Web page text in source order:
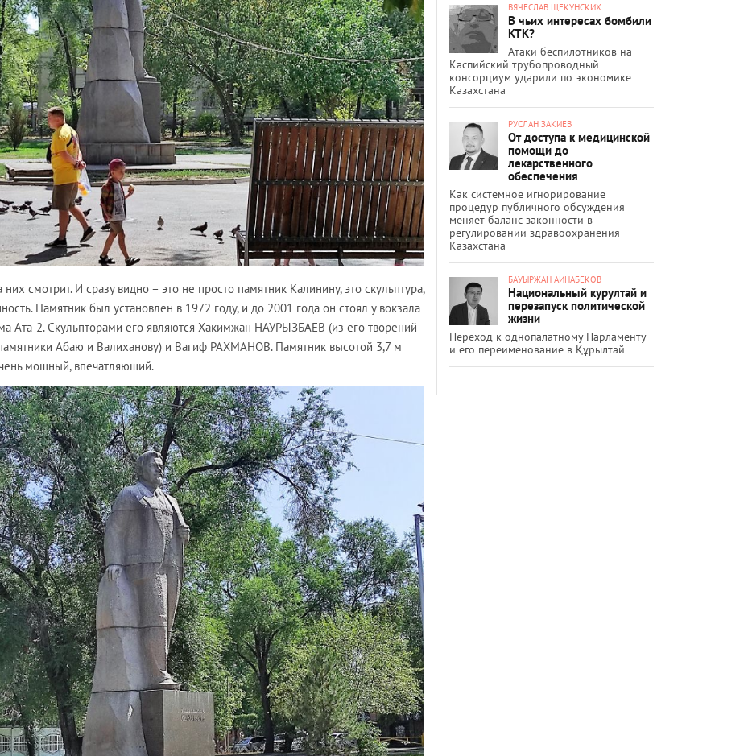
смотрит. И сразу видно – это не просто памятник Калинину, это скульптура,
Памятник был установлен в 1972 году, и до 2001 года он стоял у вокзала
Ата-2. Скульпторами его являются Хакимжан НАУРЫЗБАЕВ (из его творений
Абаю и Валиханову) и Вагиф РАХМАНОВ. Памятник высотой 3,7 м
мощный, впечатляющий.
ВЯЧЕСЛАВ ЩЕКУНСКИХ
В чьих интересах бомбили
КТК?
Атаки беспилотников на
Каспийский трубопроводный
консорциум ударили по экономике
Казахстана
РУСЛАН ЗАКИЕВ
От доступа к медицинской
помощи до
лекарственного
обеспечения
Как системное игнорирование
процедур публичного обсуждения
меняет баланс законности в
регулировании здравоохранения
Казахстана
БАУЫРЖАН АЙНАБЕКОВ
Национальный курултай и
перезапуск политической
жизни
Переход к однопалатному Парламенту
и его переименование в Құрылтай